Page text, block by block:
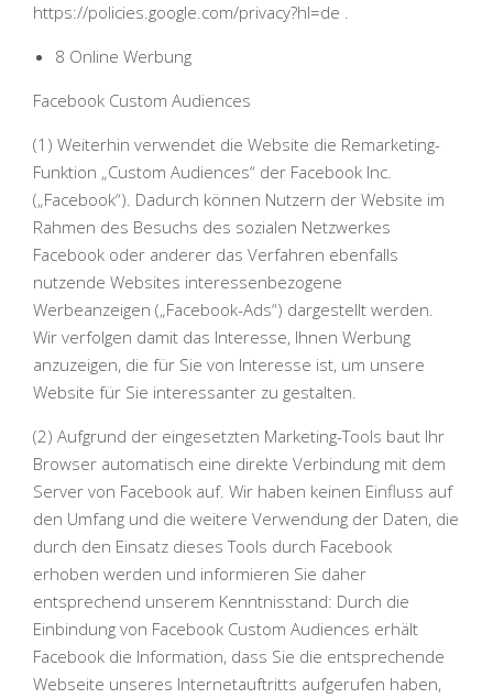
https://policies.google.com/privacy?hl=de .
8 Online Werbung
Facebook Custom Audiences
(1) Weiterhin verwendet die Website die Remarketing-
Funktion „Custom Audiences“ der Facebook Inc.
(„Facebook“). Dadurch können Nutzern der Website im
Rahmen des Besuchs des sozialen Netzwerkes
Facebook oder anderer das Verfahren ebenfalls
nutzende Websites interessenbezogene
Werbeanzeigen („Facebook-Ads“) dargestellt werden.
Wir verfolgen damit das Interesse, Ihnen Werbung
anzuzeigen, die für Sie von Interesse ist, um unsere
Website für Sie interessanter zu gestalten.
(2) Aufgrund der eingesetzten Marketing-Tools baut Ihr
Browser automatisch eine direkte Verbindung mit dem
Server von Facebook auf. Wir haben keinen Einfluss auf
den Umfang und die weitere Verwendung der Daten, die
durch den Einsatz dieses Tools durch Facebook
erhoben werden und informieren Sie daher
entsprechend unserem Kenntnisstand: Durch die
Einbindung von Facebook Custom Audiences erhält
Facebook die Information, dass Sie die entsprechende
Webseite unseres Internetauftritts aufgerufen haben,